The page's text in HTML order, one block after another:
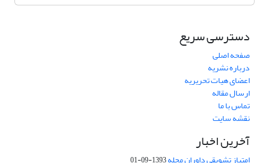
دسترسی سریع
صفحه اصلی
درباره نشریه
اعضای هیات تحریریه
ارسال مقاله
تماس با ما
نقشه سایت
آخرین اخبار
امتیاز تشویقی داوران مجله1393-09-01